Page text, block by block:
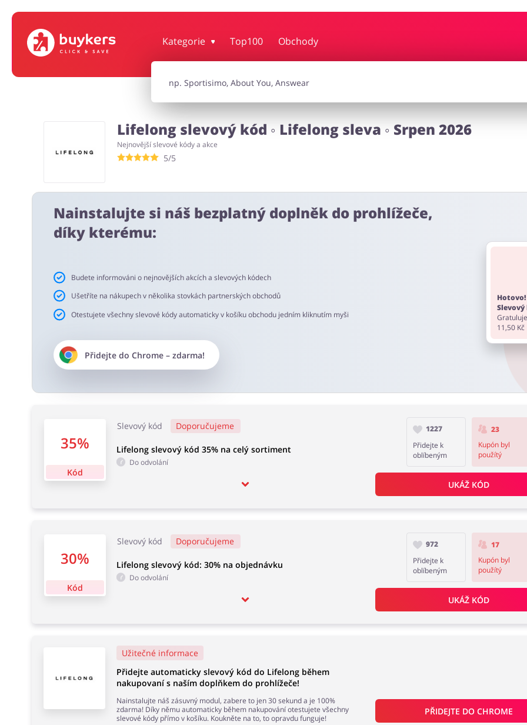
Kategorie Top100 Obchody
Dům, interiér a zahrada Knihy, filmy, hry a hudba
Turistika a cestování
Lifelong slevový kód ◦ Lifelong sleva ◦ Srpen 2026
Nejnovější slevové kódy a akce
5/5
Nainstalujte si náš bezplatný doplněk do prohlížeče,
díky kterému:
Budete informováni o nejnovějších akcích a slevových kódech
Ušetříte na nákupech v několika stovkách partnerských obchodů
Otestujete všechny slevové kódy automaticky v košíku obchodu jedním kliknutím myši
Přidejte do Chrome– zdarma!
Hotovo!
11,50 Kč
35%
Kód
Slevový kód Doporučujeme
Lifelong slevový kód 35% na celý sortiment
Do odvolání
1227
Přidejte k
oblíbeným
23
Kupón byl
použítý
UKÁŽ KÓD
30%
Kód
Slevový kód Doporučujeme
Lifelong slevový kód: 30% na objednávku
Do odvolání
972
Přidejte k
oblíbeným
17
Kupón byl
použítý
UKÁŽ KÓD
Užitečné informace
Přidejte automaticky slevový kód do Lifelong během
nakupovaní s naším doplňkem do prohlížeče!
Nainstalujte náš zásuvný modul, zabere to jen 30 sekund a je 100%
zdarma! Díky němu automaticky během nakupování otestujete všechny
slevové kódy přímo v košíku. Koukněte na to, to opravdu funguje!
PŘIDEJTE DO CHROME